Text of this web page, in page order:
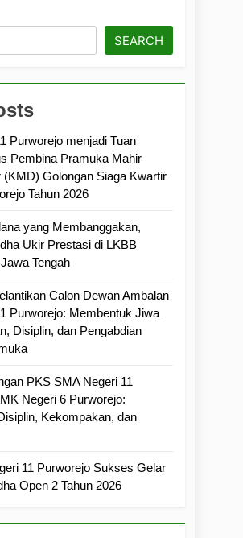
SEARCH
Purworejo menjadi Tuan
Pembina Pramuka Mahir
(KMD) Golongan Siaga Kwartir
Tahun 2026
yang Membanggakan,
Ukir Prestasi di LKBB
Tengah
Calon Dewan Ambalan
Purworejo: Membentuk Jiwa
Disiplin, dan Pengabdian
PKS SMA Negeri 11
Negeri 6 Purworejo:
Kekompakan, dan
11 Purworejo Sukses Gelar
Open 2 Tahun 2026